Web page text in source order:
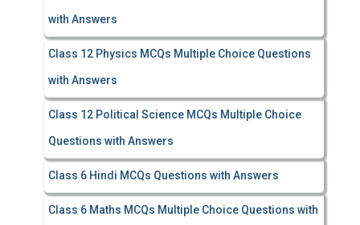
with Answers
Class 12 Physics MCQs Multiple Choice Questions
with Answers
Class 12 Political Science MCQs Multiple Choice
Questions with Answers
Class 6 Hindi MCQs Questions with Answers
Class 6 Maths MCQs Multiple Choice Questions with